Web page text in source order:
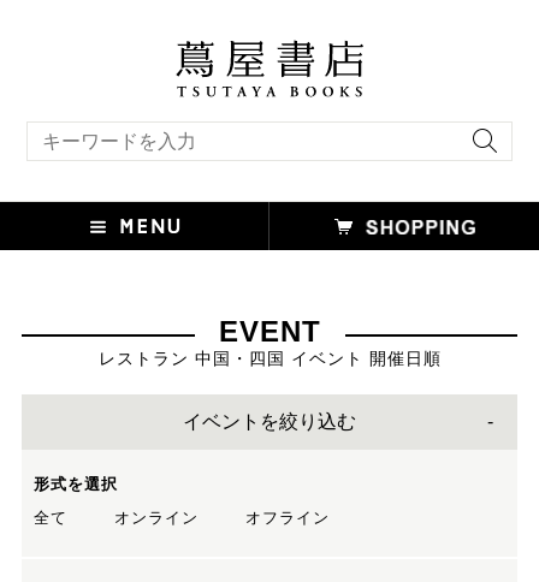
EVENT
レストラン 中国・四国 イベント 開催日順
イベントを絞り込む
形式を選択
全て
オンライン オフライン